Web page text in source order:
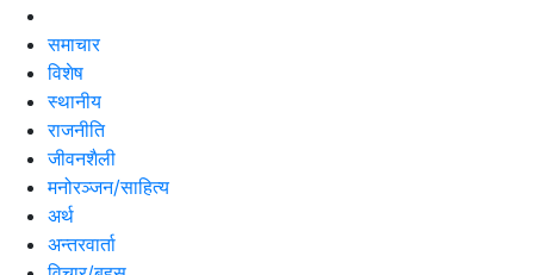
समाचार
विशेष
स्थानीय
राजनीति
जीवनशैली
मनोरञ्जन/साहित्य
अर्थ
अन्तरवार्ता